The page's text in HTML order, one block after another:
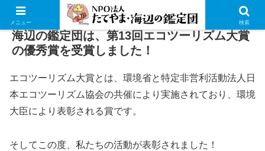
海辺の鑑定団は、第13回エコツーリズム大賞
の優秀賞を受賞しました！
エコツーリズム大賞とは、環境省と特定非営利活動法人日
本エコツーリズム協会の共催により実施されており、環境
大臣により表彰される賞です。
そしてこの度、私たちの活動が表彰されました！
メニュー 検索